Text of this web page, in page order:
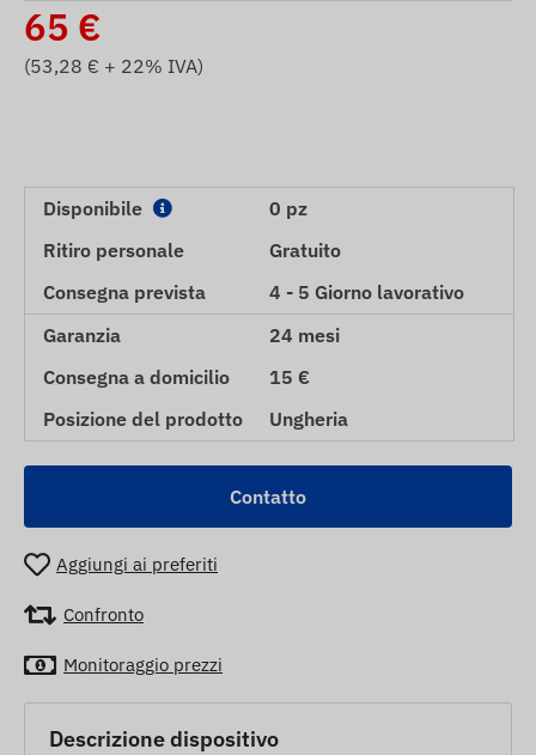
65 €
(53,28 € + 22% IVA)
Disponibile
0 pz
Ritiro personale
Gratuito
Consegna prevista
4 - 5 Giorno lavorativo
Garanzia
24 mesi
Consegna a domicilio
15 €
Posizione del prodotto
Ungheria
Contatto
Aggiungi ai preferiti
Confronto
Monitoraggio prezzi
Descrizione dispositivo